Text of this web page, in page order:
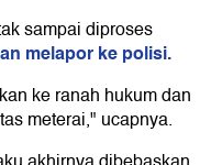
sampai diproses
melapor ke polisi.
ke ranah hukum dan
meterai," ucapnya.